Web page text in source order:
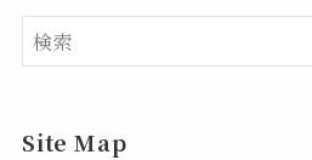
Site Map